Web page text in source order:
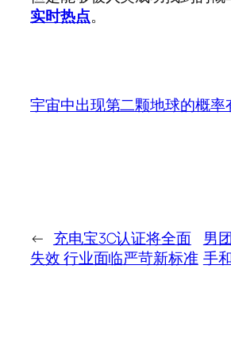
实时热点。
宇宙中出现第二颗地球的概率
← 充电宝3C认证将全面
失效 行业面临严苛新标准
男
手